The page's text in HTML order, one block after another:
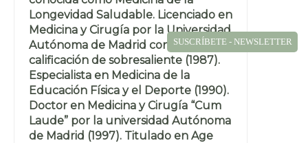
Longevidad Saludable. Licenciado en
Medicina y Cirugía por la Universidad
Autónoma de Madrid con la
calificación de sobresaliente (1987).
Especialista en Medicina de la
Educación Física y el Deporte (1990).
Doctor en Medicina y Cirugía “Cum
Laude” por la universidad Autónoma
de Madrid (1997). Titulado en Age
SUSCRÍBETE - NEWSLETTER